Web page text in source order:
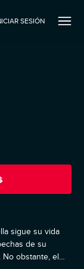
SESIÓN
sigue su vida
de su
obstante, el